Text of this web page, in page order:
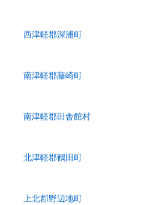
西津軽郡深浦町
南津軽郡藤崎町
南津軽郡田舎館村
北津軽郡鶴田町
上北郡野辺地町